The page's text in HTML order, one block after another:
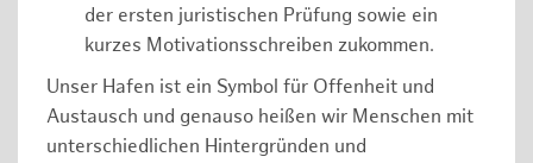
der ersten juristischen Prüfung sowie ein
kurzes Motivationsschreiben zukommen.
Unser Hafen ist ein Symbol für Offenheit und
Austausch und genauso heißen wir Menschen mit
unterschiedlichen Hintergründen und